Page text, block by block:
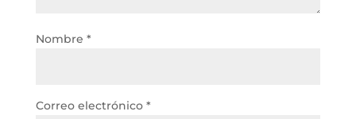
Nombre *
Correo electrónico *